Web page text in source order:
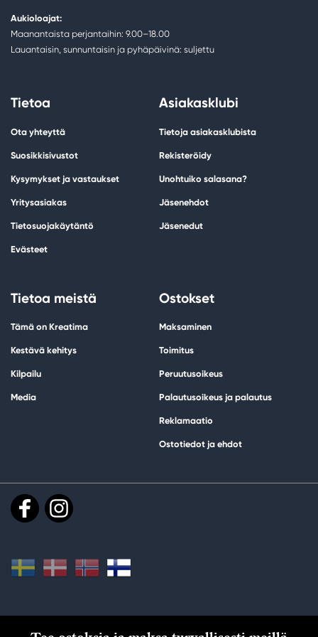
Aukioloajat:
Maanantaista perjantaihin: 9.00–18.00
Lauantaisin, sunnuntaisin ja pyhäpäivinä: suljettu
Tietoa
Ota yhteyttä
Suosikkisivustot
Kysymykset ja vastaukset
Yritysasiakas
Tietosuojakäytäntö
Evästeet
Asiakasklubi
Tietoja asiakasklubista
Rekisteröidy
Unohtuiko salasana?
Jäsenehdot
Jäsenedut
Tietoa meistä
Tämä on Kreatima
Kestävä kehitys
Kilpailu
Media
Ostokset
Maksaminen
Toimitus
Peruutusoikeus
Palautusoikeus ja palautus
Reklamaatio
Ostotiedot ja ehdot